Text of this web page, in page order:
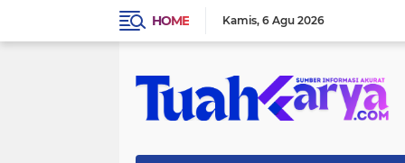
HOME Kamis 6 Agu 2026